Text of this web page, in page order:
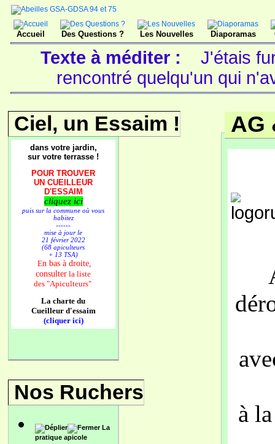
Accueil Des Questions ? Les Nouvelles Diaporamas
Texte à méditer :
J'étais
rencontré quelqu'un qui
Ciel, un Essaim !
dans votre jardin,
sur votre terrasse !
POUR TROUVER
UN CUEILLEUR
D'ESSAIM
cliquez ici
puis sur la commune où vous
habitez
------
mise à jour le
21 février 2022
(68 apiculteurs
+ 13 TSA)
En bas à droite,
consulter la liste
des "Apiculteurs"
La charte du
Cueilleur d'essaim
(cliquer ici)
Nos Ruchers
La
pratique apicole
AG
à